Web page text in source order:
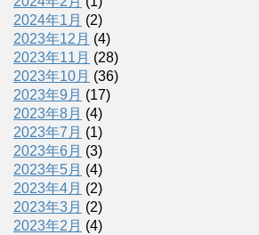
2024年1月 (2)
2023年12月 (4)
2023年11月 (28)
2023年10月 (36)
2023年9月 (17)
2023年8月 (4)
2023年7月 (1)
2023年6月 (3)
2023年5月 (4)
2023年4月 (2)
2023年3月 (2)
2023年2月 (4)